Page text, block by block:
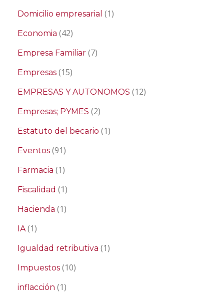
Domicilio empresarial (1)
Economia (42)
Empresa Familiar (7)
Empresas (15)
EMPRESAS Y AUTONOMOS (12)
Empresas; PYMES (2)
Estatuto del becario (1)
Eventos (91)
Farmacia (1)
Fiscalidad (1)
Hacienda (1)
IA(1)
Igualdad retributiva (1)
Impuestos (10)
inflacción (1)